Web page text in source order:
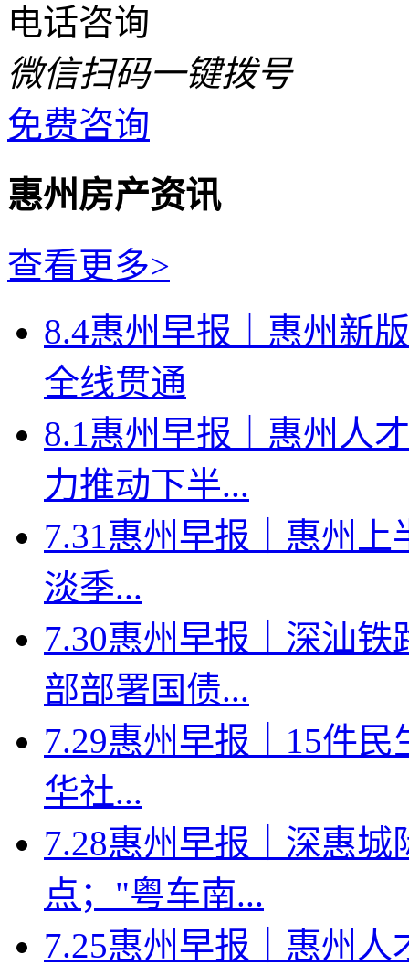
电话咨询
微信扫码一键拨号
免费咨询
惠州房产资讯
查看更多>
8.4惠州早报｜惠州新
全线贯通
8.1惠州早报｜惠州人
力推动下半...
7.31惠州早报｜惠州上
淡季...
7.30惠州早报｜深汕
部部署国债...
7.29惠州早报｜15件
华社...
7.28惠州早报｜深惠
点；"粤车南...
7.25惠州早报｜惠州